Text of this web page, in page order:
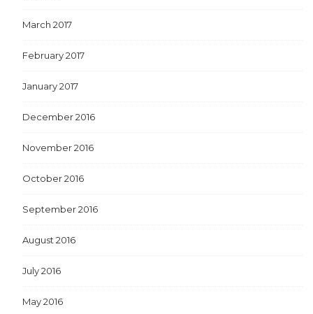
March 2017
February 2017
January 2017
December 2016
November 2016
October 2016
September 2016
August 2016
July 2016
May 2016